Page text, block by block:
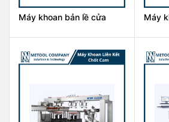
Máy khoan bản lề cửa Máy